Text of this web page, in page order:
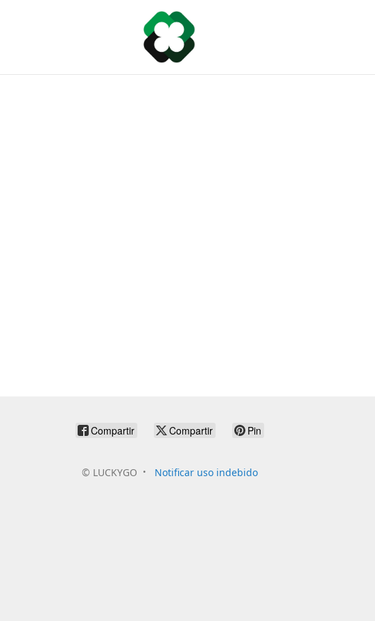
Compartir Compartir Pin
© LUCKYGO Notificar uso indebido